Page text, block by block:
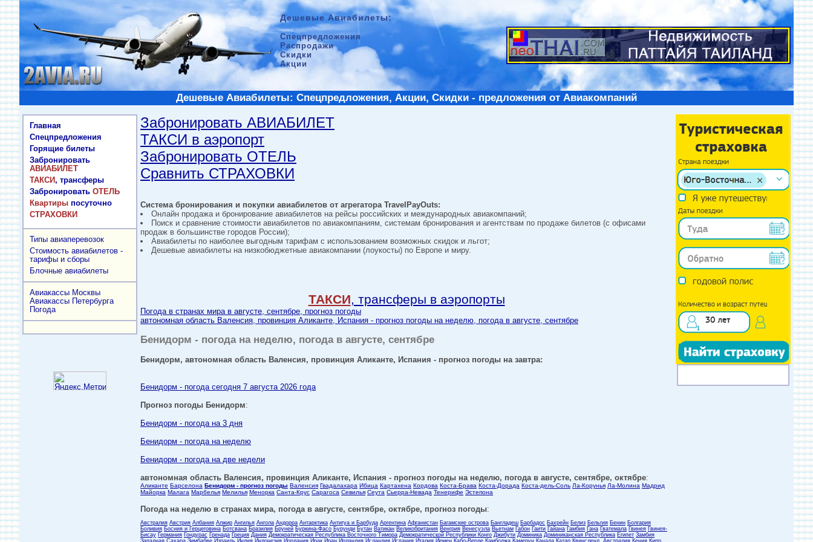
Дешевые Авиабилеты:
Спецпредложения
Распродажи
Скидки
Акции
Дешевые Авиабилеты: Спецпредложения, Акции, Скидки - предложения от Авиакомпаний
Главная
Спецпредложения
Горящие билеты
Забронировать
АВИАБИЛЕТ
ТАКСИ, трансферы
Забронировать ОТЕЛЬ
Квартиры посуточно
СТРАХОВКИ
Типы авиаперевозок
Стоимость авиабилетов -
тарифы и сборы
Блочные авиабилеты
Авиакассы Москвы
Авиакассы Петербурга
Погода
Забронировать АВИАБИЛЕТ
ТАКСИ в аэропорт
Забронировать ОТЕЛЬ
Сравнить СТРАХОВКИ
Система бронирования и покупки авиабилетов от агрегатора TravelPayOuts:
Онлайн продажа и бронирование авиабилетов на рейсы российских и международных авиакомпаний;
Поиск и сравнение стоимости авиабилетов по авиакомпаниям, системам бронирования и агентствам по продаже билетов (с офисами
продаж в большинстве городов России);
Авиабилеты по наиболее выгодным тарифам с использованием возможных скидок и льгот;
Дешевые авиабилеты на низкобюджетные авиакомпании (лоукосты) по Европе и миру.
ТАКСИ, трансферы в аэропорты
Погода в странах мира в августе, сентябре, прогноз погоды
автономная область Валенсия, провинция Аликанте, Испания - прогноз погоды на неделю, погода в августе, сентябре
Бенидорм - погода на неделю, погода в августе, сентябре
Бенидорм, автономная область Валенсия, провинция Аликанте, Испания - прогноз погоды на завтра:
Бенидорм - погода сегодня 7 августа 2026 года
Прогноз погоды Бенидорм:
Бенидорм - погода на 3 дня
Бенидорм - погода на неделю
Бенидорм - погода на две недели
автономная область Валенсия, провинция Аликанте, Испания - прогноз погоды на неделю, погода в августе, сентябре, октябре:
Аликанте Барселона Бенидорм - прогноз погоды Валенсия Гвадалахара Ибица Картахена Кордова Коста-Брава Коста-Дорада Коста-дель-Соль Ла-Корунья Ла-Молина Мадрид
Майорка Малага Марбелья Мелилья Менорка Санта-Крус Сарагоса Севилья Сеута Сьерра-Невада Тенерифе Эстепона
Погода на неделю в странах мира, погода в августе, сентябре, октябре, прогноз погоды:
Австралия Австрия Албания Алжир Ангилья Ангола Андорра Антарктика Антигуа и Барбуда Аргентина Афганистан Багамские острова Бангладеш Барбадос Бахрейн Белиз Бельгия Бенин Болгария
Боливия Босния и Герцеговина Ботсвана Бразилия Бруней Буркина-Фасо Бурунди Бутан Ватикан Великобритания Венгрия Венесуэла Вьетнам Габон Гаити Гайана Гамбия Гана Гватемала Гвинея Гвинея-
Бисау Германия Гондурас Гренада Греция Дания Демократическая Республика Восточного Тимора Демократической Республики Конго Джибути Доминика Доминиканская Республика Египет Замбия
Западная Сахара Зимбабве Израиль Индия Индонезия Иордания Ирак Иран Ирландия Исландия Испания Италия Йемен Кабо-Верде Камбоджа Камерун Канада Катар Квинсленд, Австралия Кения Кипр